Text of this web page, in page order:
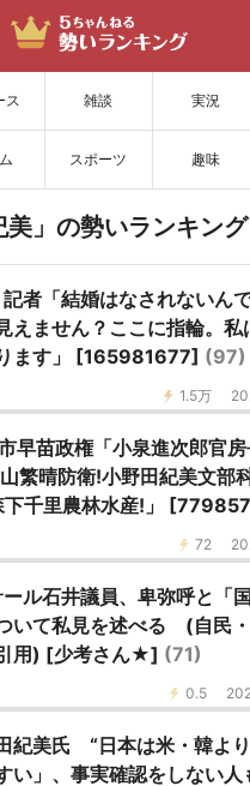
ス 雑談 実況
スポーツ 趣味
サイトを更新
美」の勢いランキング
記者「結婚はなされないん
えません？ここに指輪。私
ます」 [165981677] (97)
1.5万
早苗政権「小泉進次郎官房
繁晴防衛!小野田紀美文部
下千里農林水産!」
72
ール石井議員、卑弥呼と「
いて私見を述べる (自民
用) [少考さん★] (71)
0.5
紀美氏 “日本は米・韓よ
い」、事実確認をしない